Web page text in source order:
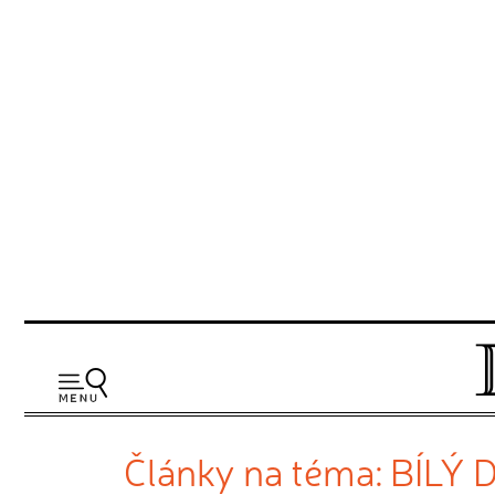
Články na téma: BÍLÝ